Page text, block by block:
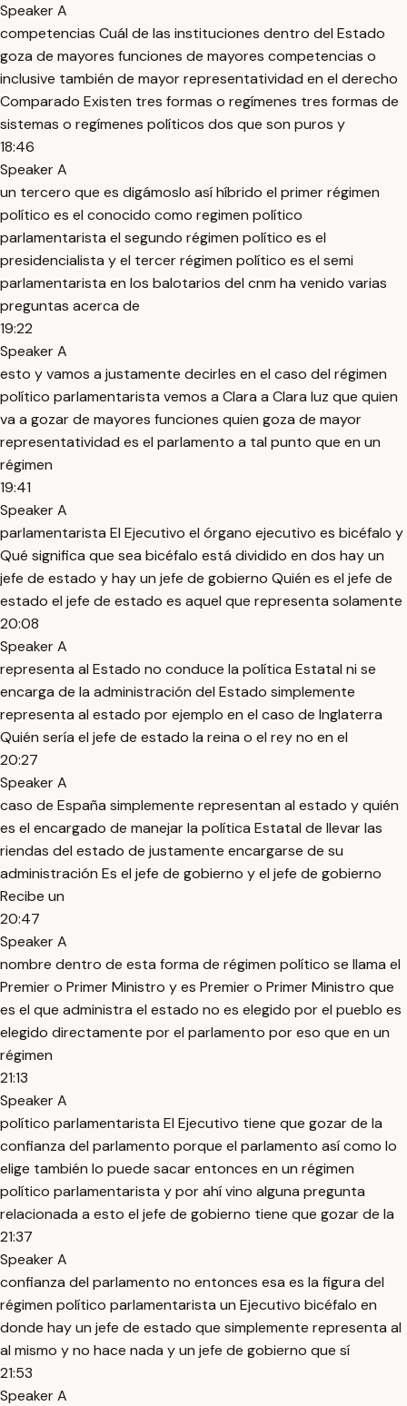
Speaker A
competencias Cuál de las instituciones dentro del Estado
goza de mayores funciones de mayores competencias o
inclusive también de mayor representatividad en el derecho
Comparado Existen tres formas o regímenes tres formas de
sistemas o regímenes políticos dos que son puros y
18:46
Speaker A
un tercero que es digámoslo así híbrido el primer régimen
político es el conocido como regimen político
parlamentarista el segundo régimen político es el
presidencialista y el tercer régimen político es el semi
parlamentarista en los balotarios del cnm ha venido varias
preguntas acerca de
19:22
Speaker A
esto y vamos a justamente decirles en el caso del régimen
político parlamentarista vemos a Clara a Clara luz que quien
va a gozar de mayores funciones quien goza de mayor
representatividad es el parlamento a tal punto que en un
régimen
19:41
Speaker A
parlamentarista El Ejecutivo el órgano ejecutivo es bicéfalo y
Qué significa que sea bicéfalo está dividido en dos hay un
jefe de estado y hay un jefe de gobierno Quién es el jefe de
estado el jefe de estado es aquel que representa solamente
20:08
Speaker A
representa al Estado no conduce la política Estatal ni se
encarga de la administración del Estado simplemente
representa al estado por ejemplo en el caso de Inglaterra
Quién sería el jefe de estado la reina o el rey no en el
20:27
Speaker A
caso de España simplemente representan al estado y quién
es el encargado de manejar la política Estatal de llevar las
riendas del estado de justamente encargarse de su
administración Es el jefe de gobierno y el jefe de gobierno
Recibe un
20:47
Speaker A
nombre dentro de esta forma de régimen político se llama el
Premier o Primer Ministro y es Premier o Primer Ministro que
es el que administra el estado no es elegido por el pueblo es
elegido directamente por el parlamento por eso que en un
régimen
21:13
Speaker A
político parlamentarista El Ejecutivo tiene que gozar de la
confianza del parlamento porque el parlamento así como lo
elige también lo puede sacar entonces en un régimen
político parlamentarista y por ahí vino alguna pregunta
relacionada a esto el jefe de gobierno tiene que gozar de la
21:37
Speaker A
confianza del parlamento no entonces esa es la figura del
régimen político parlamentarista un Ejecutivo bicéfalo en
donde hay un jefe de estado que simplemente representa al
al mismo y no hace nada y un jefe de gobierno que sí
21:53
Speaker A